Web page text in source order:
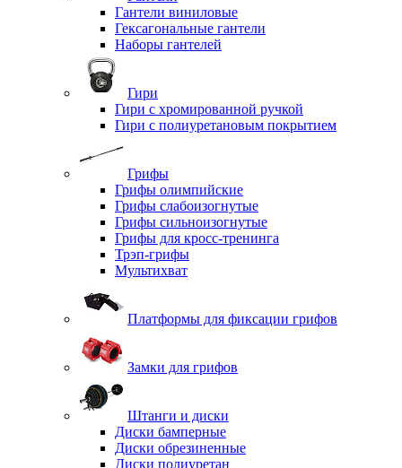
Гантели виниловые
Гексагональные гантели
Наборы гантелей
Гири
Гири с хромированной ручкой
Гири с полиуретановым покрытием
Грифы
Грифы олимпийские
Грифы слабоизогнутые
Грифы сильноизогнутые
Грифы для кросс-тренинга
Трэп-грифы
Мультихват
Платформы для фиксации грифов
Замки для грифов
Штанги и диски
Диски бамперные
Диски обрезиненные
Диски полиуретан